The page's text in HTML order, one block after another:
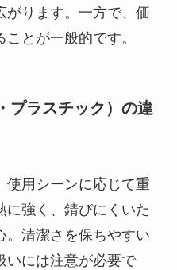
がります。一方で、価
とが一般的です。
プラスチック）の違
使用シーンに応じて重
に強く、錆びにくいた
。清潔さを保ちやすい
いには注意が必要で